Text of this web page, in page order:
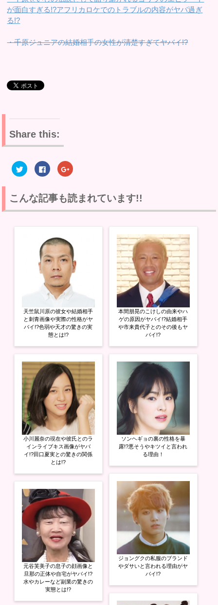
が面白すぎる!?アフリカロケでのトラブルの内容がヤバ過ぎ
る!?
・千原ジュニアの結婚相手の女性が清楚すぎてヤバイ!?
Share this:
ク
リ
て
T
w
i
ウ
で
開
き
ま
F
a
o
o
k
で
る
に
ク
リ
ッ
ク
し
て
く
だ
い
(
新
し
い
ウ
ン
ウ
で
き
ま
す
)
ク
リ
て
G
o
o
で
共
有
(
新
し
い
ウ
ィ
ウ
で
開
き
ま
こんな記事も読まれています!!
天竺鼠川原の彼女や結婚相手
と刺青画像や実際の性格がヤ
バイ!?色弱や天才の驚きの実
態とは!?
小川麗奈の現在や彼氏とのラ
インライブキス画像がヤバ
イ!?田口夏実との驚きの関係
とは!?
元谷芙美子の息子の顔画像と
旦那の正体や自宅がヤバイ!?
水やカレーなど副業の驚きの
実態とは!?
本間朋晃のこけしの由来やハ
ゲの原因がヤバイ!?結婚相手
や市来貴代子とのその後もヤ
バイ!?
ソンヘギョの裏の性格を暴
露!?悪そうやキツイと言われ
る理由！
ジョングクの私服のブランド
やダサいと言われる理由がヤ
バイ!?